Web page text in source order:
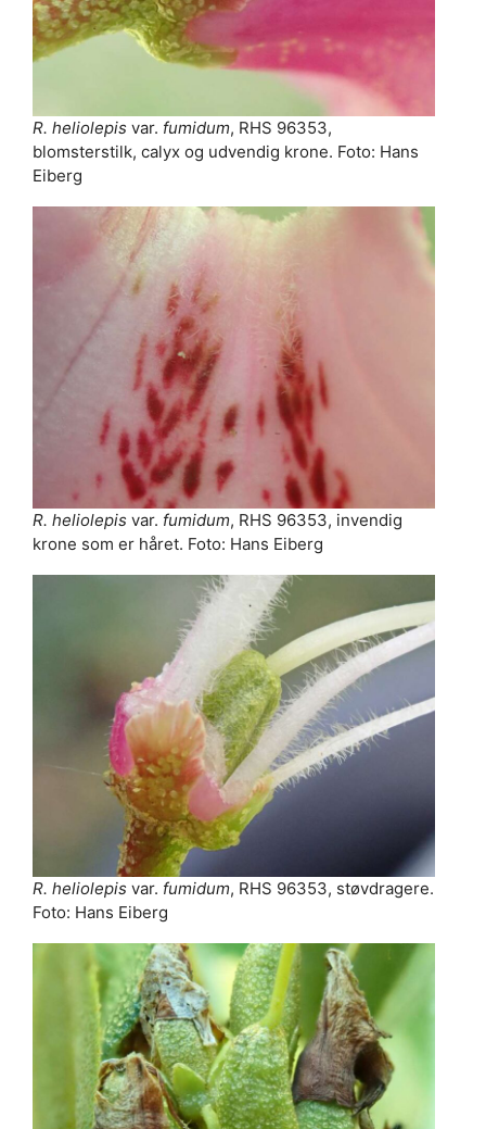
R. heliolepis var. fumidum, RHS 96353,
blomsterstilk, calyx og udvendig krone. Foto: Hans
Eiberg
R. heliolepis var. fumidum, RHS 96353, invendig
krone som er håret. Foto: Hans Eiberg
R. heliolepis var. fumidum, RHS 96353, støvdragere.
Foto: Hans Eiberg